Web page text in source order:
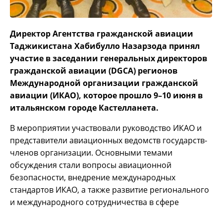
Директор Агентства гражданской авиации
Таджикистана Хабибулло Назарзода принял
участие в заседании генеральных директоров
гражданской авиации (DGCA) регионов
Международной организации гражданской
авиации (ИКАО), которое прошло 9–10 июня в
итальянском городе Кастелланета.
В мероприятии участвовали руководство ИКАО и
представители авиационных ведомств государств-
членов организации. Основными темами
обсуждения стали вопросы авиационной
безопасности, внедрение международных
стандартов ИКАО, а также развитие регионального
и международного сотрудничества в сфере